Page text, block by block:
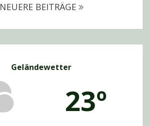
NEUERE BEITRÄGE
Geländewetter
23º